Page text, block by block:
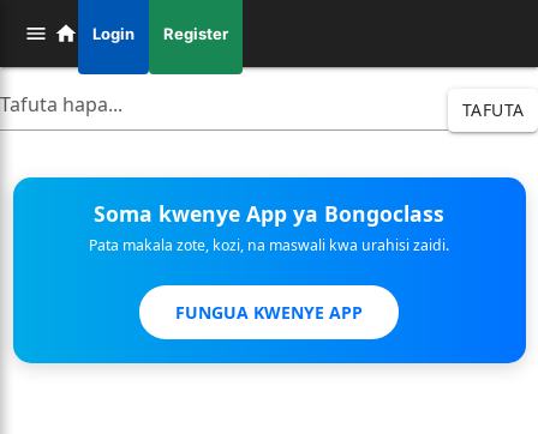
Login Register
TAFUTA
Soma kwenye App ya Bongoclass
Pata makala zote, kozi, na maswali kwa urahisi zaidi.
FUNGUA KWENYE APP